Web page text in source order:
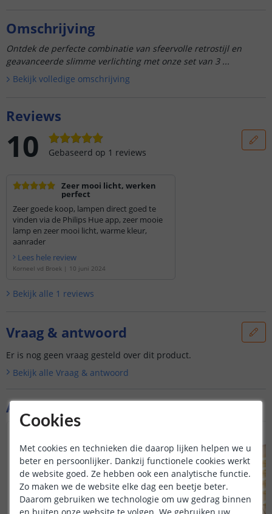
Omschrijving
Ontdek de perfecte combinatie van sfeervolle retrostijl en
geavanceerde slimme verlichting met onze set van 3 ...
Bekijk volledige omschrijving
Aanvullende producten
VOORDEELSET
Reviews
10 Gebaseerd op 1 reviews
Zeer mooi licht, werken
perfect
Zeer goede koop, lampen direct goed te
vinden via de Philips Hue app, zeer mooie
lamp en zeer mooi licht, warme kleur,
aanrader
Lees hele review
Korneel vd Broek | 10 juni 2024
Bekijk alle 1 reviews
Vraag & antwoord
Er is nog geen vraag gesteld over dit product.
Bekijk alle Vraag & antwoord
Cookies
Met cookies en technieken die daarop lijken helpen we u
beter en persoonlijker. Dankzij functionele cookies werkt
de website goed. Ze hebben ook een analytische functie.
Zo maken we de website elke dag een beetje beter.
Daarom gebruiken we technologie om uw gedrag binnen